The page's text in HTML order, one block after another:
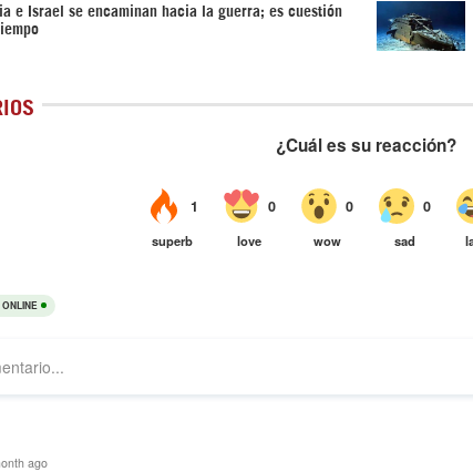
e Israel se encaminan hacia la guerra; es cuestión